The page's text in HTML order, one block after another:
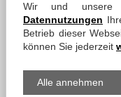
- elektrisch leitfähig
- sehr gute
- gute Reißfestigkeit
Wir und unsere
Datennutzungen
Betrieb dieser
können Sie jederzeit
Alle annehmen